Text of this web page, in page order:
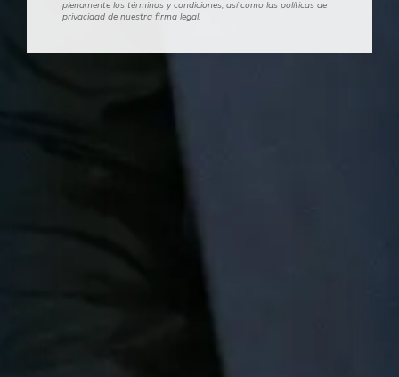
plenamente los términos y condiciones, así como las políticas de
privacidad de nuestra firma legal.